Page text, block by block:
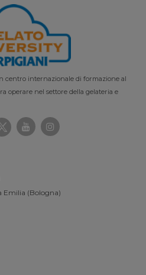
centro internazionale di formazione al
operare nel settore della gelateria e
Emilia (Bologna)